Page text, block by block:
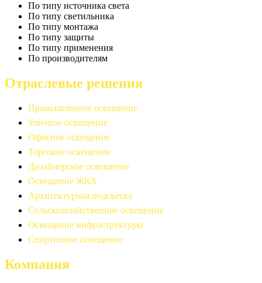
По типу источника света
По типу светильника
По типу монтажа
По типу защиты
По типу применения
По производителям
Отраслевые решения
Промышленное освещение
Уличное освещение
Офисное освещение
Торговое освещение
Дизайнерское освещение
Освещение ЖКХ
Архитектурная подсветка
Сельскохозяйственное освещение
Освещение инфраструктуры
Спортивное освещение
Компания